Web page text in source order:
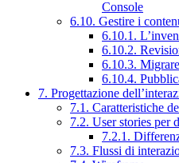
Console
6.10. Gestire i
6.10.1.
6.10.2.
6.10.3.
6.10.4.
7. Progettazione
7.1. Caratteristiche
7.2. User stories per
7.2.1.
7.3. Flussi di